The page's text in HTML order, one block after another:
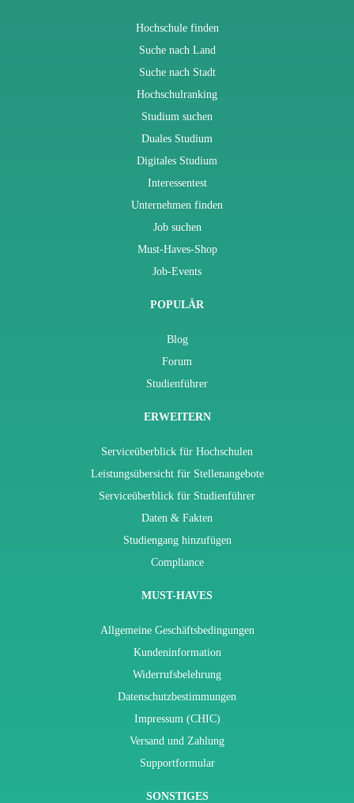
Hochschule finden
Suche nach Land
Suche nach Stadt
Hochschulranking
Studium suchen
Duales Studium
Digitales Studium
Interessentest
Unternehmen finden
Job suchen
Must-Haves-Shop
Job-Events
POPULÄR
Blog
Forum
Studienführer
ERWEITERN
Serviceüberblick für Hochschulen
Leistungsübersicht für Stellenangebote
Serviceüberblick für Studienführer
Daten & Fakten
Studiengang hinzufügen
Compliance
MUST-HAVES
Allgemeine Geschäftsbedingungen
Kundeninformation
Widerrufsbelehrung
Datenschutzbestimmungen
Impressum (CHIC)
Versand und Zahlung
Supportformular
SONSTIGES